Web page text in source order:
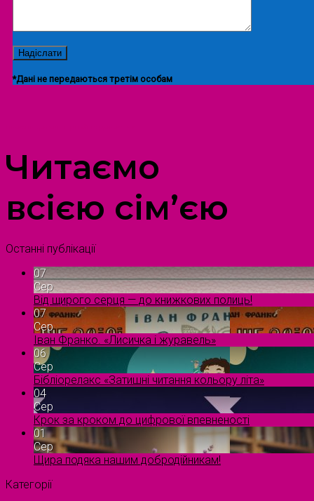
*Дані не передаються третім особам
Читаємо
всією сім’єю
Останні публікації
07
Сер
Від щирого серця — до книжкових полиць!
07
Сер
Іван Франко. «Лисичка і журавель»
06
Сер
Бібліорелакс «Затишні читання кольору літа»
04
Сер
Крок за кроком до цифрової впевненості
01
Сер
Щира подяка нашим добродійникам!
Категорії